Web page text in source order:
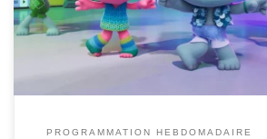
découverte incroyable relative au […]
PROGRAMMATION HEBDOMADAIRE